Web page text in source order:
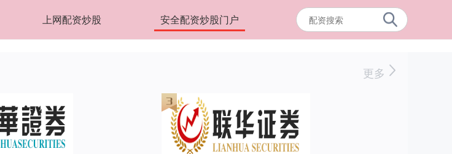
上网配资炒股 安全配资炒股门户
更多